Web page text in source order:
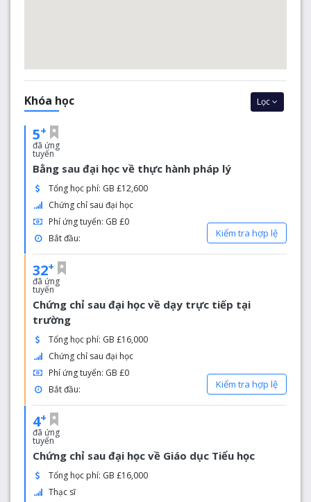
Khóa học Lọc
5+
đã ứng
tuyển
Bằng sau đại học về thực hành pháp lý
Tổng học phí: GB £12,600
Chứng chỉ sau đại học
Phí ứng tuyển: GB £0
Bắt đầu:
Kiểm tra hợp lệ
32+
đã ứng
tuyển
Chứng chỉ sau đại học về dạy trực tiếp tại
trường
Tổng học phí: GB £16,000
Chứng chỉ sau đại học
Phí ứng tuyển: GB £0
Bắt đầu:
Kiểm tra hợp lệ
4+
đã ứng
tuyển
Chứng chỉ sau đại học về Giáo dục Tiểu học
Tổng học phí: GB £16,000
Thạc sĩ